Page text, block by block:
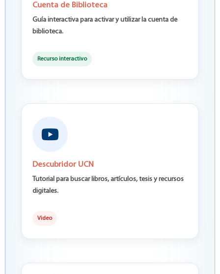
Cuenta de Biblioteca
Guía interactiva para activar y utilizar la cuenta de
biblioteca.
Recurso interactivo
Descubridor UCN
Tutorial para buscar libros, artículos, tesis y recursos
digitales.
Video